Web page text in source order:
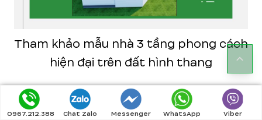
Tham khảo mẫu nhà 3 tầng phong cách
hiện đại trên đất hình thang
0967.212.388 Chat Zalo Messenger WhatsApp Viber